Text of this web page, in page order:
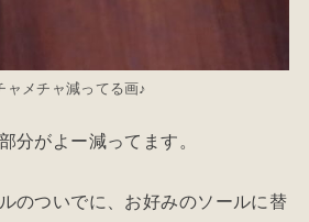
ャメチャ減ってる画♪
分がよー減ってます。
のついでに、お好みのソールに替